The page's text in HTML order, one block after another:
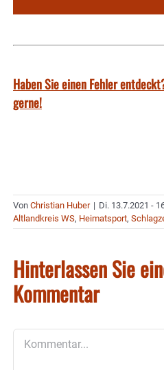
Haben Sie einen Fehler
gerne!
Von Christian Huber | Di. 13.7.2021 -
Altlandkreis WS, Heimatsport,
Hinterlassen Sie
Kommentar